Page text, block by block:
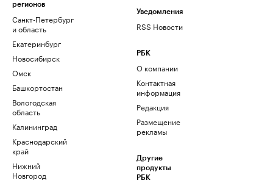
регионов
Санкт-Петербург
и область
Екатеринбург
Новосибирск
Омск
Башкортостан
Вологодская
область
Калининград
Краснодарский
край
Нижний
Новгород
Уведомления
RSS Новости
РБК
О компании
Контактная
информация
Редакция
Размещение
рекламы
Другие
продукты
РБК